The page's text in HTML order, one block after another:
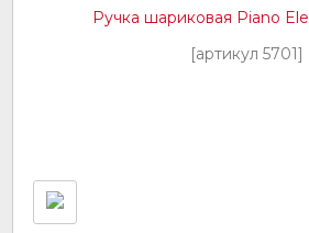
Ручка шариковая Piano
[артикул 5701]